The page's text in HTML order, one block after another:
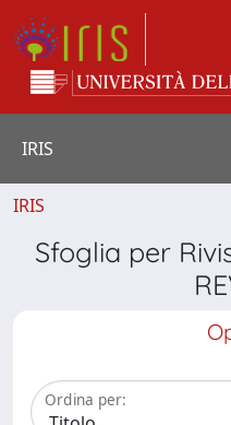
IRIS
IRIS
Sfoglia per
Ordina per: